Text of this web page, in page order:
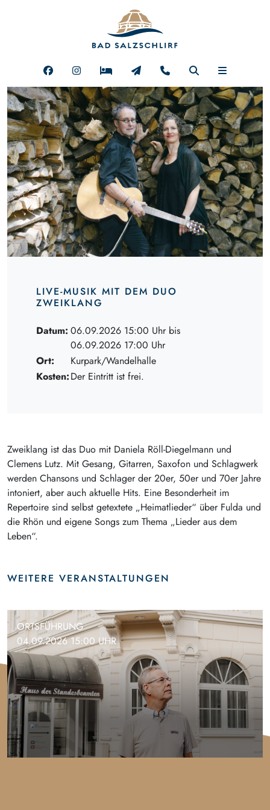
LIVE-MUSIK MIT DEM DUO
ZWEIKLANG
Datum: 06.09.2026 15:00 Uhr bis
06.09.2026 17:00 Uhr
Ort:
Kurpark/Wandelhalle
Kosten:Der Eintritt ist frei.
Zweiklang ist das Duo mit Daniela Röll-Diegelmann und
Clemens Lutz. Mit Gesang, Gitarren, Saxofon und Schlagwerk
werden Chansons und Schlager der 20er, 50er und 70er Jahre
intoniert, aber auch aktuelle Hits. Eine Besonderheit im
Repertoire sind selbst getextete „Heimatlieder“ über Fulda und
die Rhön und eigene Songs zum Thema „Lieder aus dem
Leben“.
WEITERE VERANSTALTUNGEN
ORTSFÜHRUNG
04.09.2026 15:00 UHR